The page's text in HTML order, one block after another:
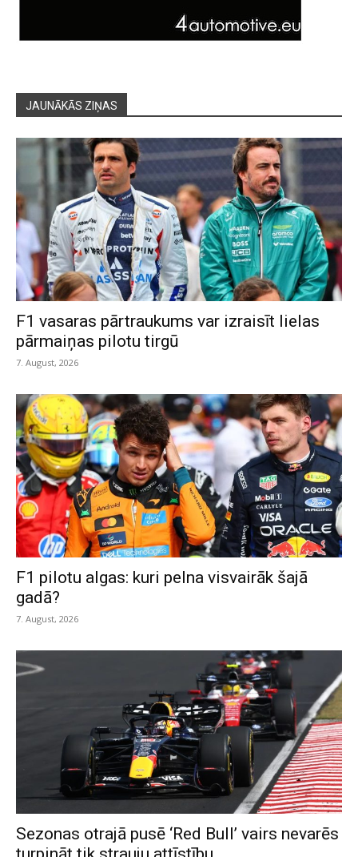
JAUNĀKĀS ZIŅAS
F1 vasaras pārtraukums var izraisīt lielas
pārmaiņas pilotu tirgū
7. August, 2026
F1 pilotu algas: kuri pelna visvairāk šajā
gadā?
7. August, 2026
Sezonas otrajā pusē ‘Red Bull’ vairs nevarēs